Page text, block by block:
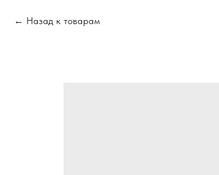
Назад к товарам